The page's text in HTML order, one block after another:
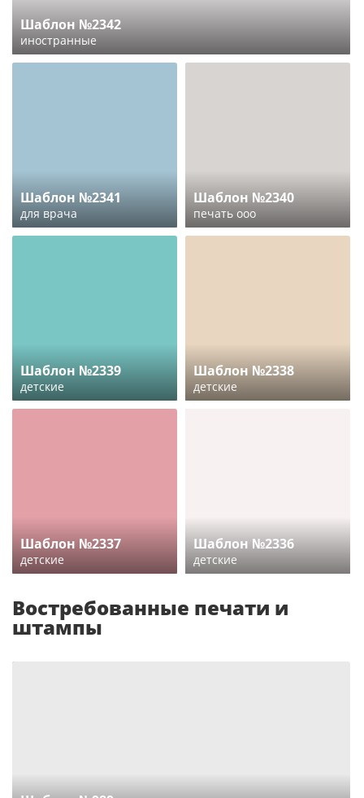
Шаблон №2342
иностранные
Шаблон №2341
для врача
Шаблон №2340
печать ооо
Шаблон №2339
детские
Шаблон №2338
детские
Шаблон №2337
детские
Шаблон №2336
детские
Востребованные печати и
штампы